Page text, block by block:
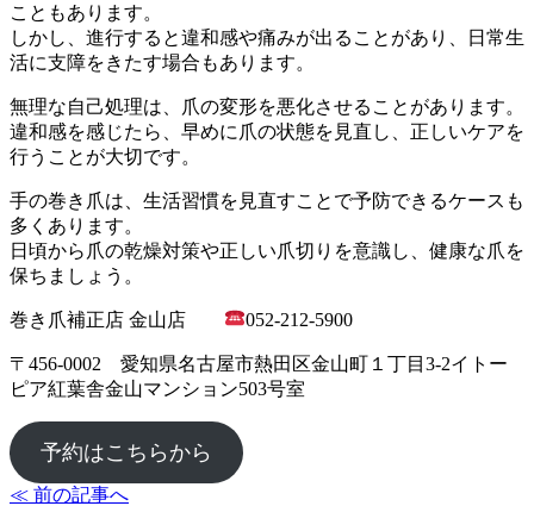
こともあります。
しかし、進行すると違和感や痛みが出ることがあり、日常生
活に支障をきたす場合もあります。
無理な自己処理は、爪の変形を悪化させることがあります。
違和感を感じたら、早めに爪の状態を見直し、正しいケアを
行うことが大切です。
手の巻き爪は、生活習慣を見直すことで予防できるケースも
多くあります。
日頃から爪の乾燥対策や正しい爪切りを意識し、健康な爪を
保ちましょう。
巻き爪補正店 金山店 052-212-5900
〒456-0002 愛知県名古屋市熱田区金山町１丁目3-2イトー
ピア紅葉舎金山マンション503号室
予約はこちらから
≪ 前の記事へ